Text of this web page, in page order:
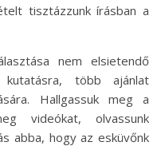
tisztázzunk írásban a
nem elsietendő
több ajánlat
Hallgassuk meg a
videókat, olvassunk
abba, hogy az esküvőnk